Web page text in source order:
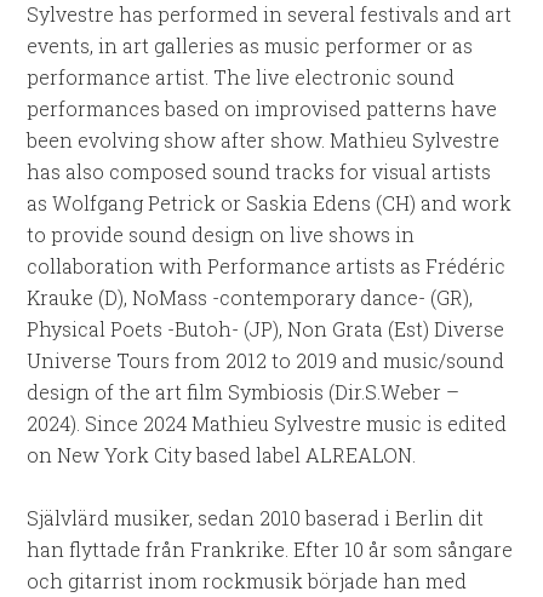
Sylvestre has performed in several festivals and art
events, in art galleries as music performer or as
performance artist. The live electronic sound
performances based on improvised patterns have
been evolving show after show. Mathieu Sylvestre
has also composed sound tracks for visual artists
as Wolfgang Petrick or Saskia Edens (CH) and work
to provide sound design on live shows in
collaboration with Performance artists as Frédéric
Krauke (D), NoMass -contemporary dance- (GR),
Physical Poets -Butoh- (JP), Non Grata (Est) Diverse
Universe Tours from 2012 to 2019 and music/sound
design of the art film Symbiosis (Dir.S.Weber –
2024). Since 2024 Mathieu Sylvestre music is edited
on New York City based label ALREALON.
Självlärd musiker, sedan 2010 baserad i Berlin dit
han flyttade från Frankrike. Efter 10 år som sångare
och gitarrist inom rockmusik började han med